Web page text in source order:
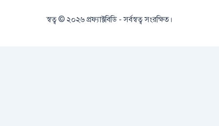
স্বত্ব © ২০২৬ প্রফ্যাক্টবিডি - সর্বস্বত্ব সংরক্ষিত।